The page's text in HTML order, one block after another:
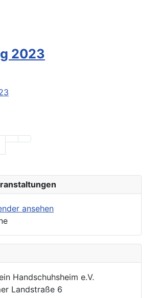
2023
ansehen
Handschuhsheim e.V.
Landstraße 6